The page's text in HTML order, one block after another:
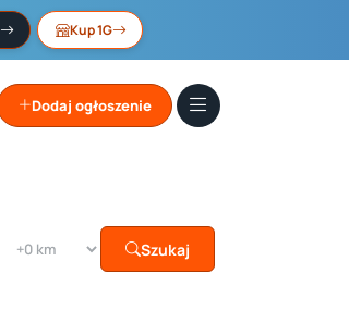
Kup 1G
Dodaj ogłoszenie
Szukaj